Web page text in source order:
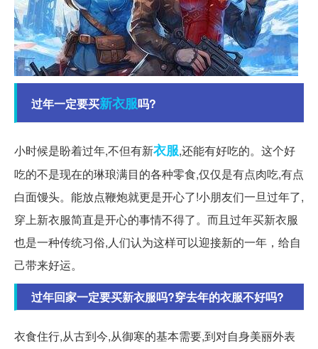
过年一定要买新衣服吗?
小时候是盼着过年,不但有新衣服,还能有好吃的。这个好
吃的不是现在的琳琅满目的各种零食,仅仅是有点肉吃,有点
白面馒头。能放点鞭炮就更是开心了!小朋友们一旦过年了,
穿上新衣服简直是开心的事情不得了。而且过年买新衣服
也是一种传统习俗,人们认为这样可以迎接新的一年，给自
己带来好运。
过年回家一定要买新衣服吗?穿去年的衣服不好吗?
衣食住行,从古到今,从御寒的基本需要,到对自身美丽外表